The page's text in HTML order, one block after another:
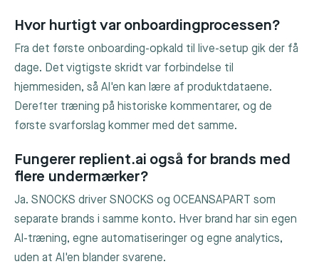
Hvor hurtigt var onboardingprocessen?
Fra det første onboarding-opkald til live-setup gik der få
dage. Det vigtigste skridt var forbindelse til
hjemmesiden, så AI'en kan lære af produktdataene.
Derefter træning på historiske kommentarer, og de
første svarforslag kommer med det samme.
Fungerer replient.ai også for brands med
flere undermærker?
Ja. SNOCKS driver SNOCKS og OCEANSAPART som
separate brands i samme konto. Hver brand har sin egen
AI-træning, egne automatiseringer og egne analytics,
uden at AI'en blander svarene.